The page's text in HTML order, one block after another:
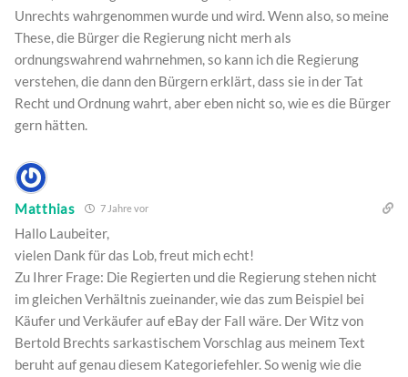
Unrechts wahrgenommen wurde und wird. Wenn also, so meine
These, die Bürger die Regierung nicht merh als
ordnungswahrend wahrnehmen, so kann ich die Regierung
verstehen, die dann den Bürgern erklärt, dass sie in der Tat
Recht und Ordnung wahrt, aber eben nicht so, wie es die Bürger
gern hätten.
Matthias 7 Jahre vor
Hallo Laubeiter,
vielen Dank für das Lob, freut mich echt!
Zu Ihrer Frage: Die Regierten und die Regierung stehen nicht
im gleichen Verhältnis zueinander, wie das zum Beispiel bei
Käufer und Verkäufer auf eBay der Fall wäre. Der Witz von
Bertold Brechts sarkastischem Vorschlag aus meinem Text
beruht auf genau diesem Kategoriefehler. So wenig wie die